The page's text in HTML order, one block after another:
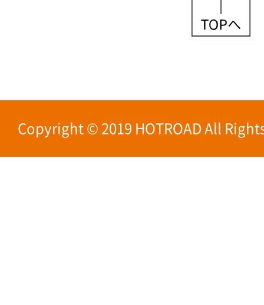
Copyright © 2019 HOTROAD All